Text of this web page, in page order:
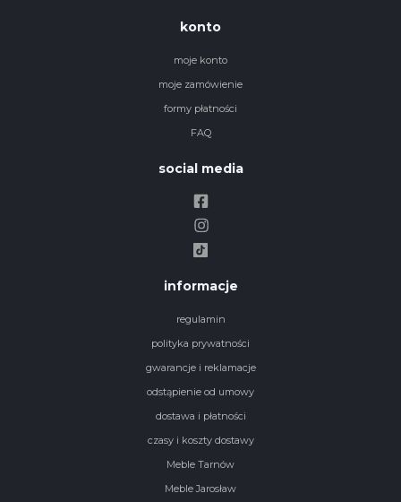
konto
moje konto
moje zamówienie
formy płatności
FAQ
social media
informacje
regulamin
polityka prywatności
gwarancje i reklamacje
odstąpienie od umowy
dostawa i płatności
czasy i koszty dostawy
Meble Tarnów
Meble Jarosław